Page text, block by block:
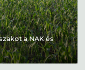
a NAK és